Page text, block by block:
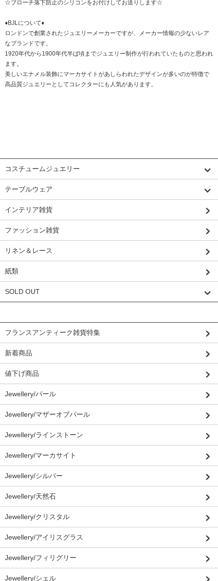
☆ブローチ落下防止のシリコンをお付けしてお送りします☆
♦BJLについて♦
ロンドンで創業されたジュエリーメーカーですが、メーカー情報の少ないレア
なブランドです。
1920年代から1900年代半ば頃までジュエリー制作が行われていたものと思われ
ます。
美しいエナメル装飾にマーカサイトがあしらわれたデザインが多いのが特徴で
高品質ジュエリーとしてコレクターにも人気があります。
コスチュームジュエリー
テーブルウェア
インテリア雑貨
ファッション雑貨
リネン＆レース
紙類
SOLD OUT
フランスアンティーク雑貨特集
新着商品
値下げ商品
Jewellery/パール
Jewellery/マザーオブパール
Jewellery/ラインストーン
Jewellery/マーカサイト
Jewellery/シルバー
Jewellery/天然石
Jewellery/クリスタル
Jewellery/アイリスグラス
Jewellery/フィリグリー
Jewellery/シェル